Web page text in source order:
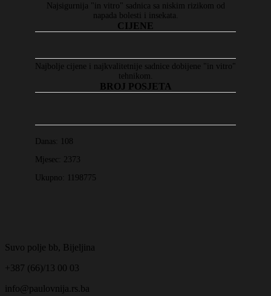
Najsigurnija "in vitro" sadnica sa niskim rizikom od
napada bolesti i insekata.
CIJENE
Najbolje cijene i najkvalitetnije sadnice dobijene "in vitro"
tehnikom.
BROJ POSJETA
Danas:
108
Mjesec:
2373
Ukupno:
1198775
Suvo polje bb, Bijeljina
+387 (66)/13 00 03
info@paulovnija.rs.ba